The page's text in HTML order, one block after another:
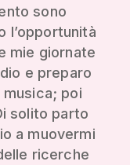
sono
l’opportunità
mie giornate
e preparo
poi
solito parto
a muovermi
ricerche